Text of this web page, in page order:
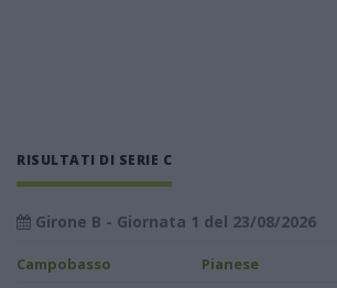
RISULTATI DI SERIE C
Girone B - Giornata 1 del 23/08/2026
Campobasso Pianese